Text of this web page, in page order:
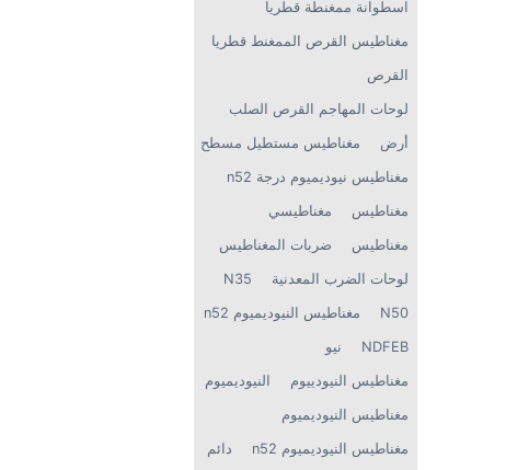
اسطوانة ممغنطة قطريا
مغناطيس القرص الممغنط قطريا
القرص
لوحات المهاجم القرص الصلب
أرض مغناطيس مستطيل مسطح
مغناطيس نيوديميوم درجة n52
مغناطيس مغناطيسي
مغناطيس ضربات المغناطيس
لوحات الضرب المعدنية N35
N50 مغناطيس النيوديميوم n52
NDFEB نيو
مغناطيس النيودييوم النيوديميوم
مغناطيس النيوديميوم
مغناطيس النيوديميوم n52 دائم